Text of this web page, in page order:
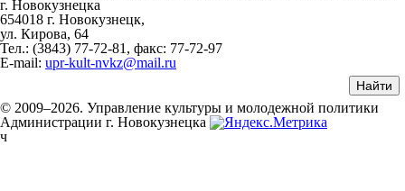
г. Новокузнецка
654018 г. Новокузнецк,
ул. Кирова, 64
Тел.: (3843) 77-72-81 , факс: 77-72-97
E-mail: upr-kult-nvkz@mail.ru
© 2009–2026. Управление культуры и молодежной политики
Администрации г. Новокузнецка
ч